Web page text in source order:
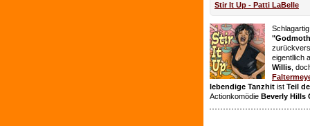
Stir It Up - Patti LaBelle
eigentllich
Willis ,
lebendige Tanzhit ist Teil
Actionkomödie Beverly Hills